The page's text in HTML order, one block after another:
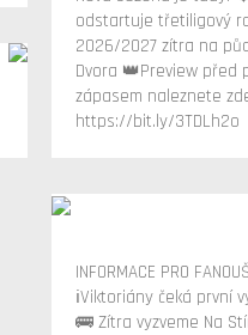
odstartuje třetiligový
2026/2027 zítra na
Dvora 👑Preview před
zápasem naleznete
https://bit.ly/3TDLh2o
INFORMACE PRO
ℹ️Viktoriány čeká první
🚌 Zítra vyzveme Na